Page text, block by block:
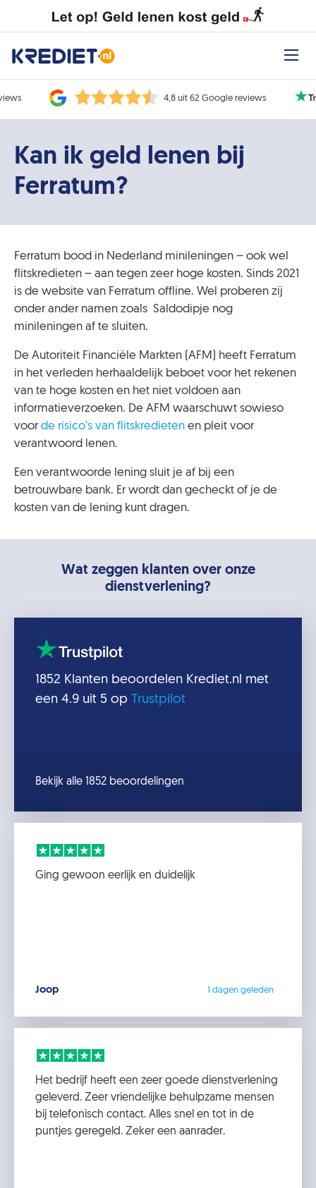
4,8 uit 62 Google reviews
Kan ik geld lenen bij
Ferratum?
Ferratum bood in Nederland minileningen – ook wel
flitskredieten – aan tegen zeer hoge kosten. Sinds 2021
is de website van Ferratum offline. Wel proberen zij
onder ander namen zoals Saldodipje nog
minileningen af te sluiten.
De Autoriteit Financiële Markten (AFM) heeft Ferratum
in het verleden herhaaldelijk beboet voor het rekenen
van te hoge kosten en het niet voldoen aan
informatieverzoeken. De AFM waarschuwt sowieso
voor de risico’s van flitskredieten en pleit voor
verantwoord lenen.
Een verantwoorde lening sluit je af bij een
betrouwbare bank. Er wordt dan gecheckt of je de
kosten van de lening kunt dragen.
Wat zeggen klanten over onze
dienstverlening?
1852 Klanten beoordelen Krediet.nl met
een 4.9 uit 5 op Trustpilot
Bekijk alle 1852 beoordelingen
Ging gewoon eerlijk en duidelijk
Joop 1 dagen geleden
Het bedrijf heeft een zeer goede dienstverlening
geleverd. Zeer vriendelijke behulpzame mensen
bij telefonisch contact. Alles snel en tot in de
puntjes geregeld. Zeker een aanrader.